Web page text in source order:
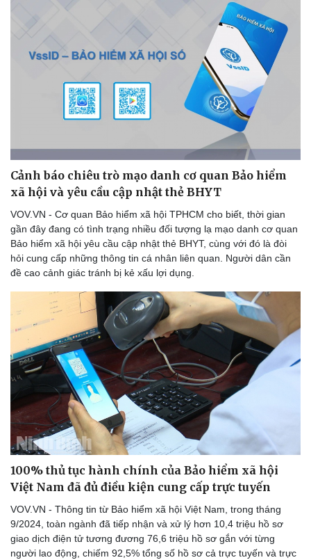
Thể thao
Bóng đá
Lịch thi đấu bóng đá
Thế giới thể thao
eSports
Hậu trường
Ô tô - Xe máy
Ô tô
Xe máy
Tư vấn
Cảnh báo chiêu trò mạo danh cơ quan Bảo hiểm
xã hội và yêu cầu cập nhật thẻ BHYT
VOV.VN - Cơ quan Bảo hiểm xã hội TPHCM cho biết, thời gian
gần đây đang có tình trạng nhiều đối tượng lạ mạo danh cơ quan
Bảo hiểm xã hội yêu cầu cập nhật thẻ BHYT, cùng với đó là đòi
hỏi cung cấp những thông tin cá nhân liên quan. Người dân cần
đề cao cảnh giác tránh bị kẻ xấu lợi dụng.
100% thủ tục hành chính của Bảo hiểm xã hội
Việt Nam đã đủ điều kiện cung cấp trực tuyến
VOV.VN - Thông tin từ Bảo hiểm xã hội Việt Nam, trong tháng
9/2024, toàn ngành đã tiếp nhận và xử lý hơn 10,4 triệu hồ sơ
giao dịch điện tử tương đương 76,6 triệu hồ sơ gắn với từng
người lao động, chiếm 92,5% tổng số hồ sơ cả trực tuyến và trực